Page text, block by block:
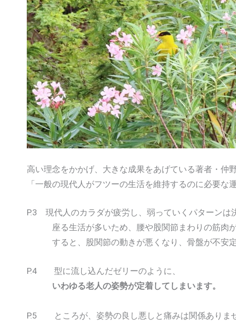
高い理念をかかげ、大きな成果をあげている著者・仲
「一般の現代人がフツーの生活を維持するのに必要な
P.3 現代人のカラダが疲労し、弱っていくパターンは
座る生活が多いため、腰や股関節まわりの筋肉が
すると、股関節の動きが悪くなり、骨盤が不安定
P.4 型に流し込んだゼリーのように、
いわゆる老人の姿勢が定着してしまいます。
P.5 ところが、姿勢の良し悪しと痛みは関係ありませ